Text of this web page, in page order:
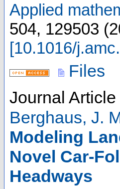
Applied
504, 129503 (
[10.1016/
Files
Journal Article
Berghaus, J.
Modeling
Novel
Headways